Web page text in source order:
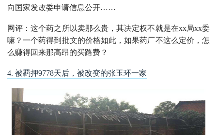
向国家发改委申请信息公开……
网评：这个药之所以卖那么贵，其决定权不就是在xx局xx委
嘛？一个药得到批文的价格如此，如果药厂不这么定价，怎
么赚得回来那高昂的买路费？
4. 被羁押9778天后，被改变的张玉环一家